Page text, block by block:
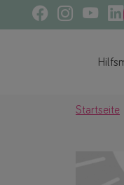
Startseite